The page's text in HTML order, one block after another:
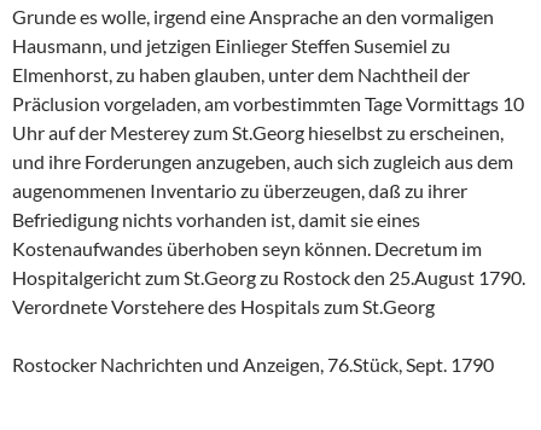
Grunde es wolle, irgend eine Ansprache an den vormaligen
Hausmann, und jetzigen Einlieger Steffen Susemiel zu
Elmenhorst, zu haben glauben, unter dem Nachtheil der
Präclusion vorgeladen, am vorbestimmten Tage Vormittags 10
Uhr auf der Mesterey zum St.Georg hieselbst zu erscheinen,
und ihre Forderungen anzugeben, auch sich zugleich aus dem
augenommenen Inventario zu überzeugen, daß zu ihrer
Befriedigung nichts vorhanden ist, damit sie eines
Kostenaufwandes überhoben seyn können. Decretum im
Hospitalgericht zum St.Georg zu Rostock den 25.August 1790.
Verordnete Vorstehere des Hospitals zum St.Georg
Rostocker Nachrichten und Anzeigen, 76.Stück, Sept. 1790